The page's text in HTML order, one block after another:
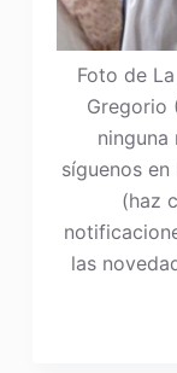
Foto de
Gregorio
ninguna
síguenos
(haz
las